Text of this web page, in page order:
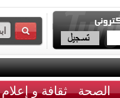
الصحة ثقافة و إعلام